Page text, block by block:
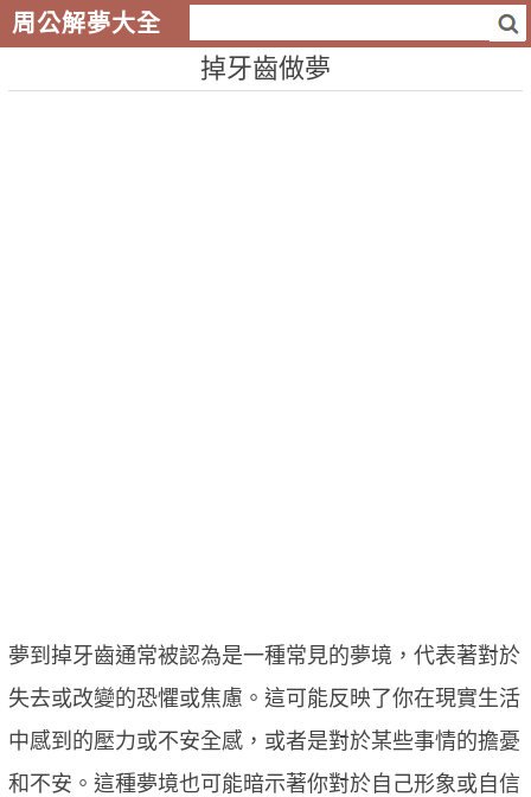
周公解夢大全
掉牙齒做夢
夢到掉牙齒通常被認為是一種常見的夢境，代表著對於
失去或改變的恐懼或焦慮。這可能反映了你在現實生活
中感到的壓力或不安全感，或者是對於某些事情的擔憂
和不安。這種夢境也可能暗示著你對於自己形象或自信